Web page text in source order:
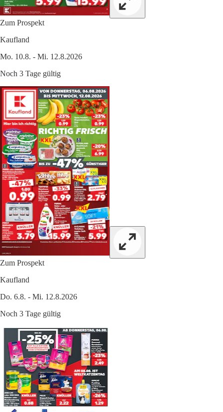
Zum Prospekt
Kaufland
Mo. 10.8. - Mi. 12.8.2026
Noch 3 Tage gültig
Zum Prospekt
Kaufland
Do. 6.8. - Mi. 12.8.2026
Noch 3 Tage gültig